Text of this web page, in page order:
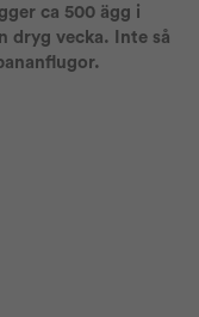
ca 500 ägg i
dryg vecka. Inte så